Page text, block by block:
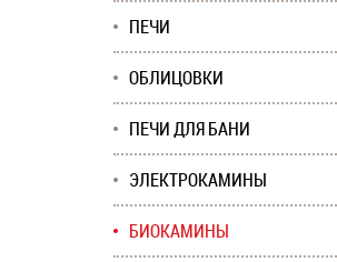
ПЕЧИ
ОБЛИЦОВКИ
ПЕЧИ ДЛЯ БАНИ
ЭЛЕКТРОКАМИНЫ
БИОКАМИНЫ